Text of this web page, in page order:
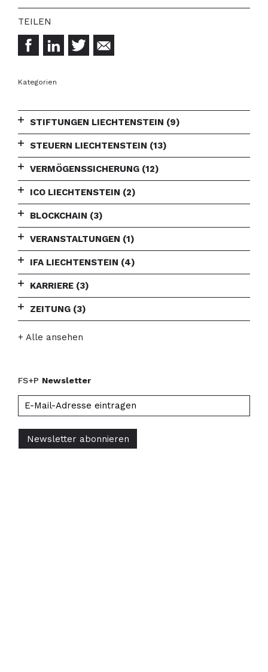
Kategorien
STIFTUNGEN LIECHTENSTEIN (9)
STEUERN LIECHTENSTEIN (13)
VERMÖGENSSICHERUNG (12)
ICO LIECHTENSTEIN (2)
BLOCKCHAIN (3)
VERANSTALTUNGEN (1)
IFA LIECHTENSTEIN (4)
KARRIERE (3)
ZEITUNG (3)
+ Alle ansehen
FS+P Newsletter